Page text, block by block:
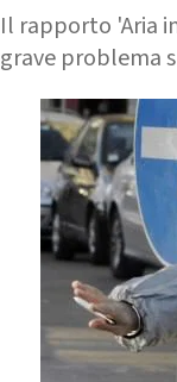
Il rapporto 'Aria
grave problema